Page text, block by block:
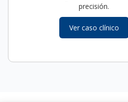
precisión.
Ver caso clínico